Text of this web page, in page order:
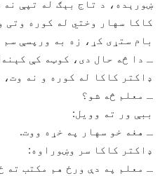
ښورېده، د تاج بېګ له تپې
کاکا سهار وختي له کوره وتی
بام ستړی کړ، زه به ورپسې
ـ دا څه حال دی، کوټه کې
ډاکتر کاکا له کوره و نه
ـ معلم څه شو؟
ببې ور ته وویل:
ـ هغه خو سهار په خړه ووت.
ډاکتر کاکا سر وښوراوه:
ـ معلم په دې ورځ هم مکتب ته